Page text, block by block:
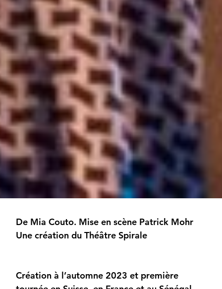
De Mia Couto. Mise en scène Patrick Mohr
Une création du Théâtre Spirale
Création à l’automne 2023 et première